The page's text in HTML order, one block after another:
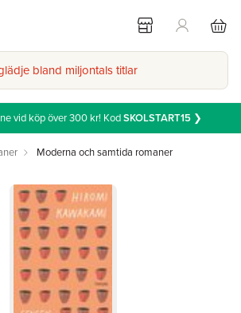
bland miljontals titlar
vid köp över 300 kr! KodSKOLSTART15❯
Moderna och samtida romaner